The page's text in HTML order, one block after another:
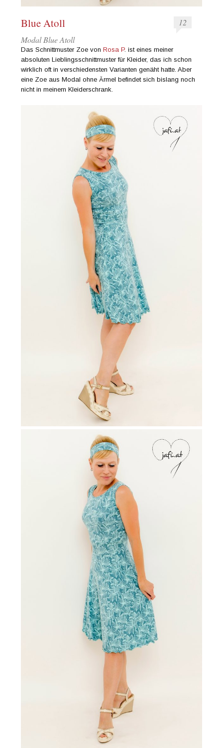
Blue Atoll
12
Modal Blue Atoll
Das Schnittmuster Zoe vonRosa P. ist eines meiner
absoluten Lieblingsschnittmuster für Kleider, das ich schon
wirklich oft in verschiedensten Varianten genäht hatte. Aber
eine Zoe aus Modal ohne Ärmel befindet sich bislang noch
nicht in meinem Kleiderschrank.